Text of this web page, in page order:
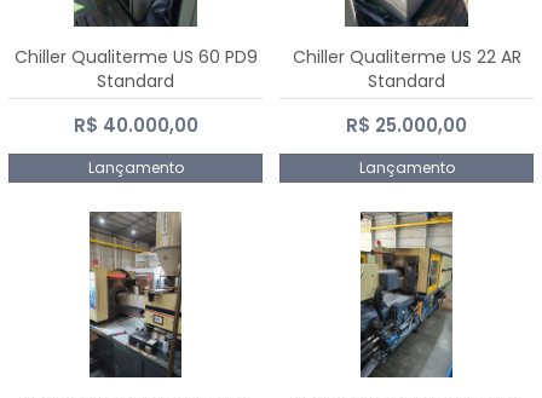
Chiller Qualiterme US 60 PD9
Standard
R$ 40.000,00
Lançamento
Chiller Qualiterme US 22 AR
Standard
R$ 25.000,00
Lançamento